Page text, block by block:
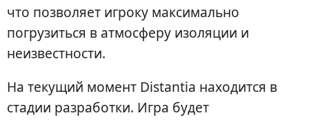
что позволяет игроку максимально
погрузиться в атмосферу изоляции и
неизвестности.
На текущий момент Distantia находится в
стадии разработки. Игра будет